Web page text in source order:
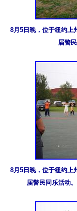
8月5日晚，位于纽约
届警
8月5日晚，位于纽约
届警民同乐活动